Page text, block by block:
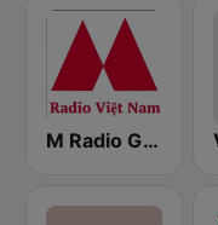
M Radio Giải Trí Việt Nam